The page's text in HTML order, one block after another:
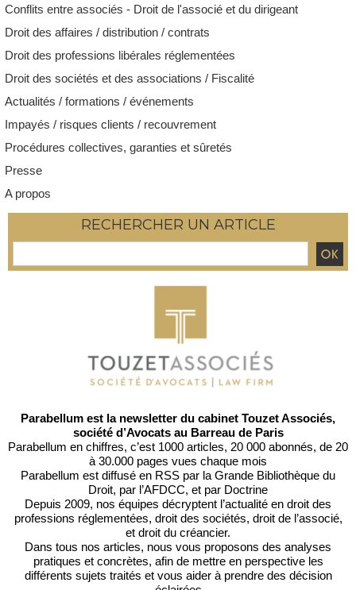
Conflits entre associés - Droit de l'associé et du dirigeant
Droit des affaires / distribution / contrats
Droit des professions libérales réglementées
Droit des sociétés et des associations / Fiscalité
Actualités / formations / événements
Impayés / risques clients / recouvrement
Procédures collectives, garanties et sûretés
Presse
A propos
RECHERCHER UN ARTICLE
Parabellum est la newsletter du cabinet Touzet Associés,
société d’Avocats au Barreau de Paris
Parabellum en chiffres, c’est 1000 articles, 20 000 abonnés, de 20
à 30.000 pages vues chaque mois
Parabellum est diffusé en RSS par la Grande Bibliothèque du
Droit, par l’AFDCC, et par Doctrine
Depuis 2009, nos équipes décryptent l’actualité en droit des
professions réglementées, droit des sociétés, droit de l’associé,
et droit du créancier.
Dans tous nos articles, nous vous proposons des analyses
pratiques et concrètes, afin de mettre en perspective les
différents sujets traités et vous aider à prendre des décision